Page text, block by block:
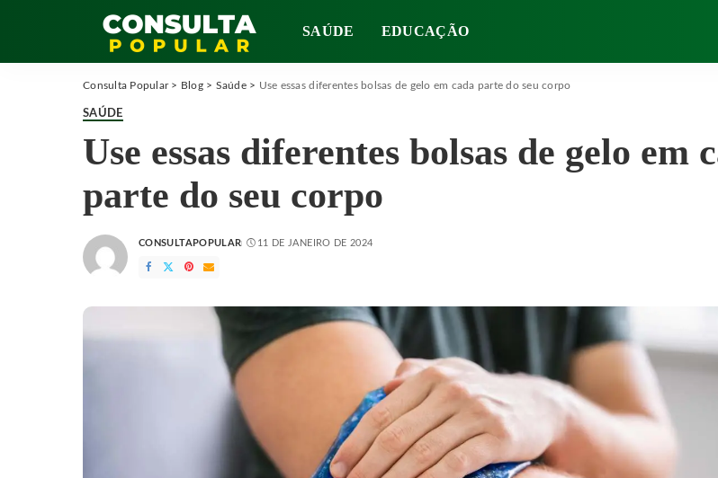
SAÚDE EDUCAÇÃO
Consulta Popular> Blog> Saúde> Use essas diferentes bolsas de gelo em cada parte do seu corpo
SAÚDE
Use essas diferentes bolsas de gelo em
parte do seu corpo
BY
CONSULTAPOPULAR 11 DE JANEIRO DE 2024